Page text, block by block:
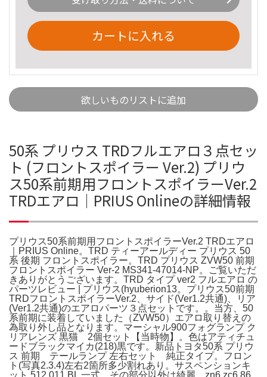
カートに入れる
欲しいものリストに追加
50系 プリウス TRDフルエアロ３点セッ
ト (フロントスポイラー Ver.2) プリウ
ス50系前期用フロントスポイラーVer.2
TRDエアロ｜PRIUS Onlineの詳細情報
プリウス50系前期用フロントスポイラーVer.2 TRDエアロ
｜PRIUS Online。TRD ティーアールディー プリウス 50
系 後期 フロントスポイラー。TRD プリウス ZVW50 前期
フロントスポイラー Ver-2 MS341-47014-NP。ご覧いただ
きありがとうございます。TRD タイプ ver2 フルエアロ の
パーツレビュー | プリウス(hyuberion13。プリウス50前期
TRDフロントスポイラーVer.2、サイド(Ver1.2共通)、リア
(Ver1.2共通)のエアロパーツ３点セットです。。当方、50
系前期に装着していました（ZVW50）エアロ取り替えの
為取り外し品となります。マーシャル900フォグランプ ク
リアレンズ 黒猫 2個セット【当時物】。色はアティチュ
ードブラックマイカ(218)黒です。新品トヨタ50系 プリウ
ス 前期 テールランプ 左右セット 純正タイプ。フロン
ト(写真2.3.4)左右2箇所多少割れあり。サスペンションキ
ット 512 011 BL 一式。その部分以外は綺麗。zn6 zc6 86